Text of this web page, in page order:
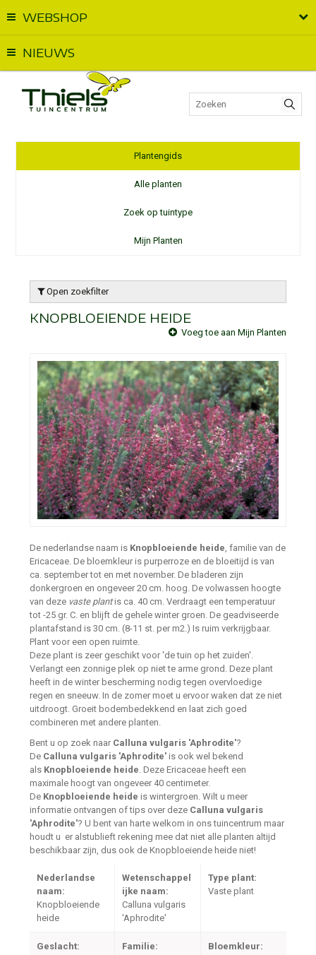
WEBSHOP
NIEUWS
Plantengids
Alle planten
Zoek op tuintype
Mijn Planten
Open zoekfilter
KNOPBLOEIENDE HEIDE
Voeg toe aan Mijn Planten
De nederlandse naam is Knopbloeiende heide , familie van de
Ericaceae. De bloemkleur is purperroze en de bloeitijd is van
ca. september tot en met november. De bladeren zijn
donkergroen en ongeveer 20 cm. hoog. De volwassen hoogte
van deze vaste plantis ca. 40 cm. Verdraagt een temperatuur
tot -25 gr. C. en blijft de gehele winter groen. De geadviseerde
plantafstand is 30 cm. (8-11 st. per m2.) Is ruim verkrijgbaar.
Plant voor een open ruimte.
Deze plant is zeer geschikt voor 'de tuin op het zuiden'.
Verlangt een zonnige plek op niet te arme grond. Deze plant
heeft in de winter bescherming nodig tegen overvloedige
regen en sneeuw. In de zomer moet u ervoor waken dat ze niet
uitdroogt. Groeit bodembedekkend en laat zich goed
combineren met andere planten.
Bent u op zoek naar Calluna vulgaris 'Aphrodite'?
De Calluna vulgaris 'Aphrodite' is ook wel bekend
als Knopbloeiende heide . Deze Ericaceae heeft een
maximale hoogt van ongeveer 40 centimeter.
De Knopbloeiende heide is wintergroen. Wilt u meer
informatie ontvangen of tips over deze Calluna vulgaris
'Aphrodite'? U bent van harte welkom in ons tuincentrum maar
houdt u er alstublieft rekening mee dat niet alle planten altijd
beschikbaar zijn, dus ook de Knopbloeiende heide niet!
Nederlandse
naam:
Knopbloeiende
heide
Wetenschappel
ijke naam:
Calluna vulgaris
'Aphrodite'
Type plant:
Vaste plant
Geslacht:
Familie:
Bloemkleur: